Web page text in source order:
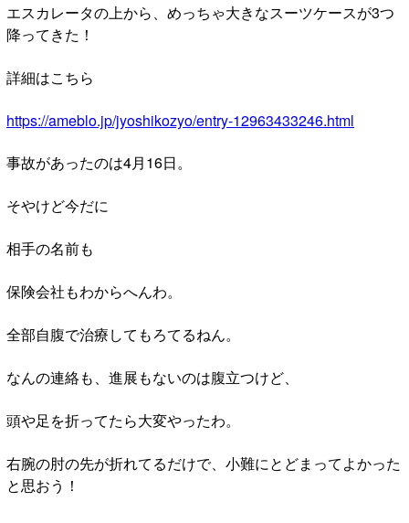
エスカレータの上から、めっちゃ大きなスーツケースが3つ
降ってきた！
詳細はこちら
https://ameblo.jp/jyoshikozyo/entry-12963433246.html
事故があったのは4月16日。
そやけど今だに
相手の名前も
保険会社もわからへんわ。
全部自腹で治療してもろてるねん。
なんの連絡も、進展もないのは腹立つけど、
頭や足を折ってたら大変やったわ。
右腕の肘の先が折れてるだけで、小難にとどまってよかった
と思おう！